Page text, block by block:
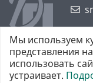
Мы используем
представления
использовать
устраивает.